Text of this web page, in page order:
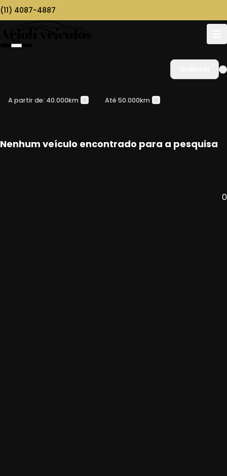
(11) 4087-4887
A partir de: 40.000km Até 50.000km
Nenhum veículo encontrado para a pesquisa
0